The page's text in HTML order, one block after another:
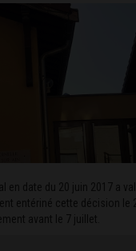
date du 20 juin 2017 a
entériné cette décision
avant le 7 juillet.